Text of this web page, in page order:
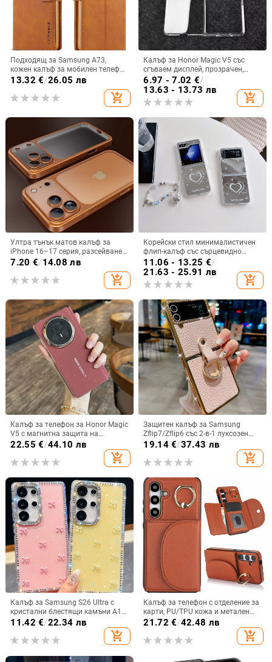
Подходящ за Samsung A73,
кожен калъф за мобилен телефон
A36/A16, калъф за мобилен
телефон A26/A56, флип калъф,
защитен калъф, невидима скоба.
13.32 €/26.05 лв
add_shopping_cart
Калъф за Honor Magic V5 със
сгъваем дисплей, прозрачен,
лъскав, PC материал
6.97 - 7.02 €/
13.63 - 13.73 лв
add_shopping_cart
Ултра тънък матов калъф за
iPhone 16–17 серия, разсейване
на топлината, пълно покритие,
удароустойчив и устойчив на
отпечатъци
7.20 €/14.08 лв
add_shopping_cart
Корейски стил минималистичен
флип-калъф със сърцевидно
огледало за Samsung Galaxy Z
Flip 3/4/5
11.06 - 13.25 €/
21.63 - 25.91 лв
add_shopping_cart
Калъф за телефон за Honor Magic
V5 с магнитна защита на
централната ос, пълна защита на
електроплатиране, защита срещу
22.55 €/44.10 лв
add_shopping_cart
Защитен калъф за Samsung
Zflip7/Zflip6 със 2-в-1 луксозен
дизайн, изкуствена кожа и
19.14€/37.43 лв
add_shopping_cart
Калъф за Samsung S26 Ultra с
кристални блестящи камъни A17,
A57IMD Aurora Bow и S24FE,
11.42 €/22.34 лв
add_shopping_cart
Калъф за телефон с отделение за
карти, PU/TPU кожа и метален
пръстен; ръчна изработка,
против изпускане, за Samsung
21.72 €/42.48 лв
add_shopping_cart